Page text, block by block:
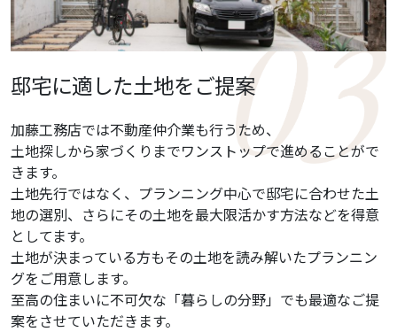
邸宅に適した土地をご提案
加藤工務店では不動産仲介業も行うため、
土地探しから家づくりまでワンストップで進めることがで
きます。
土地先行ではなく、プランニング中心で邸宅に合わせた土
地の選別、さらにその土地を最大限活かす方法などを得意
としてます。
土地が決まっている方もその土地を読み解いたプランニン
グをご用意します。
至高の住まいに不可欠な「暮らしの分野」でも最適なご提
案をさせていただきます。